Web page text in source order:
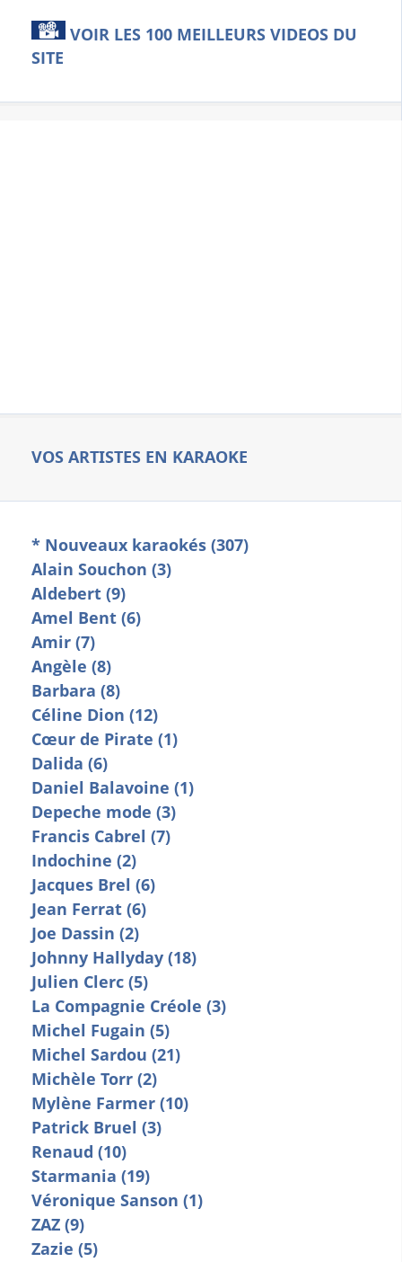
VOIR LES 100 MEILLEURS VIDEOS DU
SITE
VOS ARTISTES EN KARAOKE
* Nouveaux karaokés (307)
Alain Souchon (3)
Aldebert (9)
Amel Bent (6)
Amir (7)
Angèle (8)
Barbara (8)
Céline Dion (12)
Cœur de Pirate (1)
Dalida (6)
Daniel Balavoine (1)
Depeche mode (3)
Francis Cabrel (7)
Indochine (2)
Jacques Brel (6)
Jean Ferrat (6)
Joe Dassin (2)
Johnny Hallyday (18)
Julien Clerc (5)
La Compagnie Créole (3)
Michel Fugain (5)
Michel Sardou (21)
Michèle Torr (2)
Mylène Farmer (10)
Patrick Bruel (3)
Renaud (10)
Starmania (19)
Véronique Sanson (1)
ZAZ (9)
Zazie (5)